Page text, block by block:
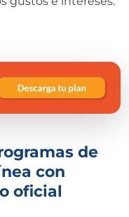
de
con
oficial